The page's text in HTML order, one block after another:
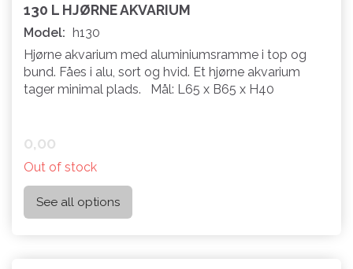
130 L HJØRNE AKVARIUM
Model: h130
Hjørne akvarium med aluminiumsramme i top og
bund. Fåes i alu, sort og hvid. Et hjørne akvarium
tager minimal plads. Mål: L65 x B65 x H40
0,00
Out of stock
See all options